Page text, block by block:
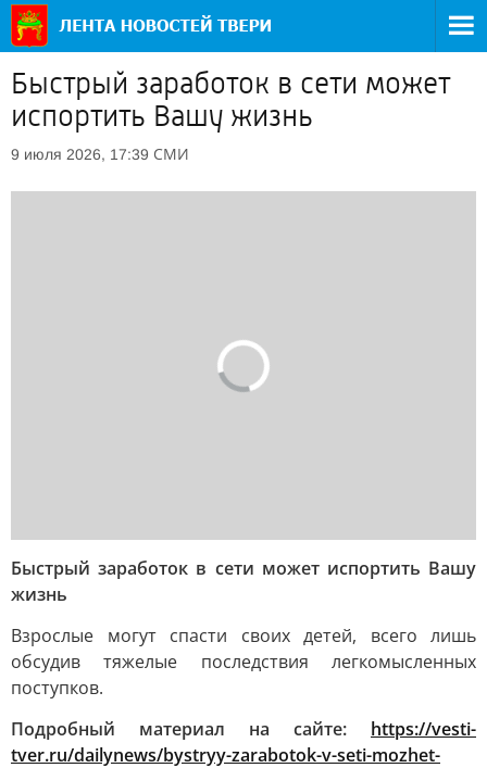
Быстрый заработок в сети может
испортить Вашу жизнь
9 июля 2026, 17:39 СМИ
Быстрый заработок в сети может испортить Вашу
жизнь
Взрослые могут спасти своих детей, всего лишь
обсудив тяжелые последствия легкомысленных
поступков.
Подробный материал на сайте: https://vesti-
tver.ru/dailynews/bystryy-zarabotok-v-seti-mozhet-